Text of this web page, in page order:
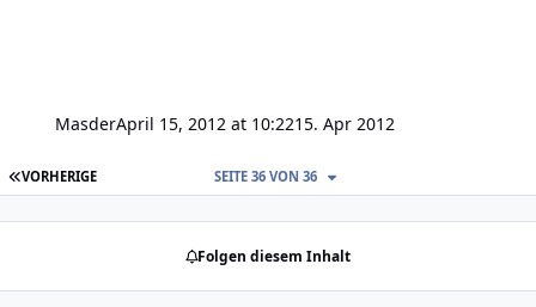
MasderApril 15, 2012 at 10:2215. Apr 2012
ERSTE SEITE
VORHERIGE SEITE 36 VON 36
Folgen diesem Inhalt